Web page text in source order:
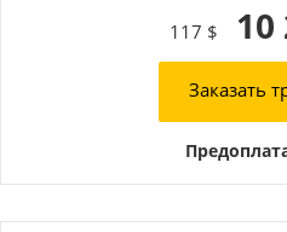
117 $ 10
Заказать